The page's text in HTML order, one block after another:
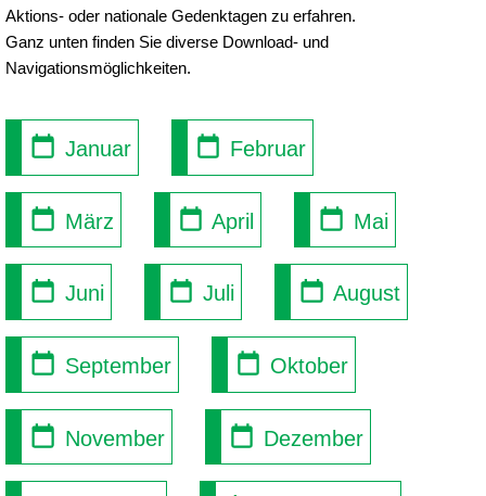
Aktions- oder nationale Gedenktagen zu erfahren.
Ganz unten finden Sie diverse Download- und
Navigationsmöglichkeiten.
Januar Februar
März April Mai
Juni Juli August
September Oktober
November Dezember